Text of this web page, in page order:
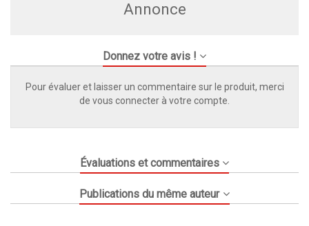
Annonce
Donnez votre avis !
Pour évaluer et laisser un commentaire sur le produit, merci
de vous connecter à votre compte.
Évaluations et commentaires
Publications du même auteur